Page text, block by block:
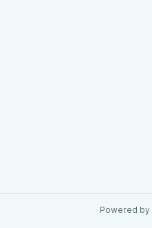
Powered by